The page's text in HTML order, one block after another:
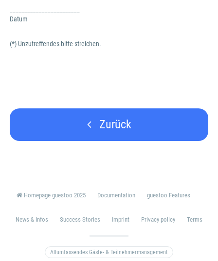
Datum
(*) Unzutreffendes bitte streichen.
Zurück
Homepage guestoo 2025 Documentation guestoo Features
News & Infos Success Stories Imprint Privacy policy Terms
Allumfassendes Gäste- & Teilnehmermanagement